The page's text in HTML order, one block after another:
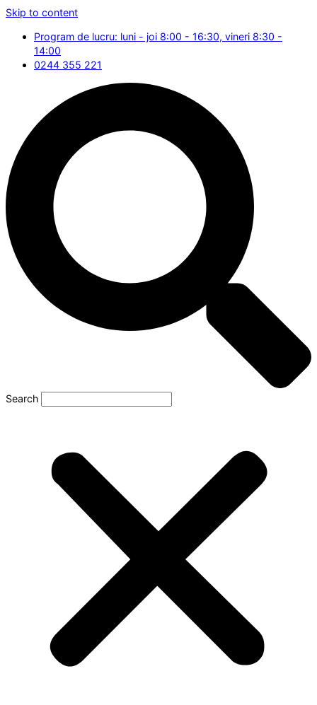
Skip to content
Program de lucru: luni - joi 8:00 - 16:30, vineri 8:30 -
14:00
0244 355 221
Search